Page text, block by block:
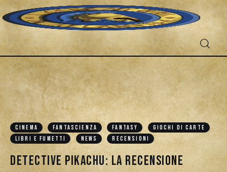
Fantascienza
Fantasy
Games
CINEMA FANTASCIENZA FANTASY
GIOCHI DI CARTE
LIBRI E FUMETTI
NEWS RECENSIONI
Detective Pikachu: La Recensione